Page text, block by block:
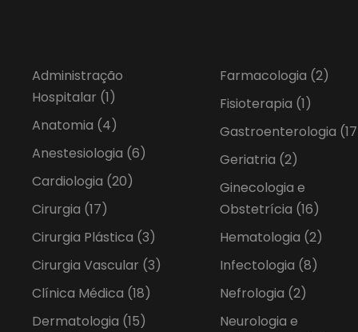
Administração
Hospitalar (1)
Anatomia (4)
Anestesiologia (6)
Cardiologia (20)
Cirurgia (17)
Cirurgia Plástica (3)
Cirurgia Vascular (3)
Clínica Médica (18)
Dermatologia (15)
Farmacologia (2)
Fisioterapia (1)
Gastroenterologia
Geriatria (2)
Ginecologia e
Obstetrícia (16)
Hematologia (2)
Infectologia (8)
Nefrologia (2)
Neurologia e